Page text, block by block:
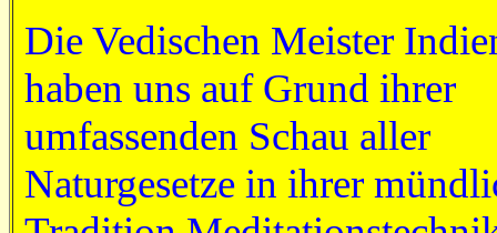
Die Vedischen Meister
haben uns auf Grund ihrer
umfassenden Schau aller
Naturgesetze in ihrer